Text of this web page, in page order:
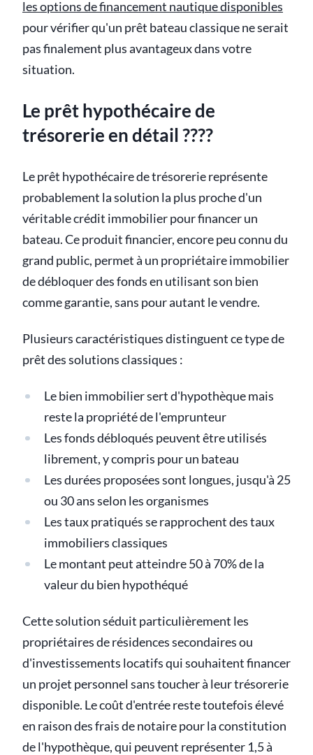
les options de financement nautique disponibles
pour vérifier qu'un prêt bateau classique ne serait
pas finalement plus avantageux dans votre
situation.
Le prêt hypothécaire de
trésorerie en détail ????
Le prêt hypothécaire de trésorerie représente
probablement la solution la plus proche d'un
véritable crédit immobilier pour financer un
bateau. Ce produit financier, encore peu connu du
grand public, permet à un propriétaire immobilier
de débloquer des fonds en utilisant son bien
comme garantie, sans pour autant le vendre.
Plusieurs caractéristiques distinguent ce type de
prêt des solutions classiques :
Le bien immobilier sert d'hypothèque mais
reste la propriété de l'emprunteur
Les fonds débloqués peuvent être utilisés
librement, y compris pour un bateau
Les durées proposées sont longues, jusqu'à 25
ou 30 ans selon les organismes
Les taux pratiqués se rapprochent des taux
immobiliers classiques
Le montant peut atteindre 50 à 70% de la
valeur du bien hypothéqué
Cette solution séduit particulièrement les
propriétaires de résidences secondaires ou
d'investissements locatifs qui souhaitent financer
un projet personnel sans toucher à leur trésorerie
disponible. Le coût d'entrée reste toutefois élevé
en raison des frais de notaire pour la constitution
de l'hypothèque, qui peuvent représenter 1,5 à